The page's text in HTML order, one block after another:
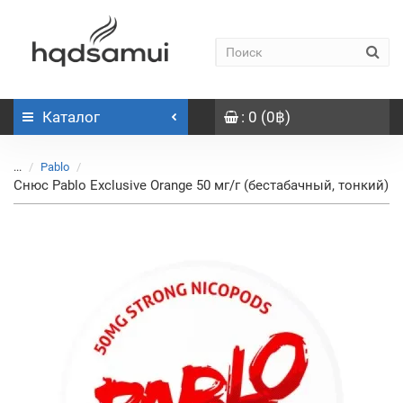
Каталог : 0 (0฿)
... Pablo
Снюс Pablo Exclusive Orange 50 мг/г (бестабачный, тонкий)